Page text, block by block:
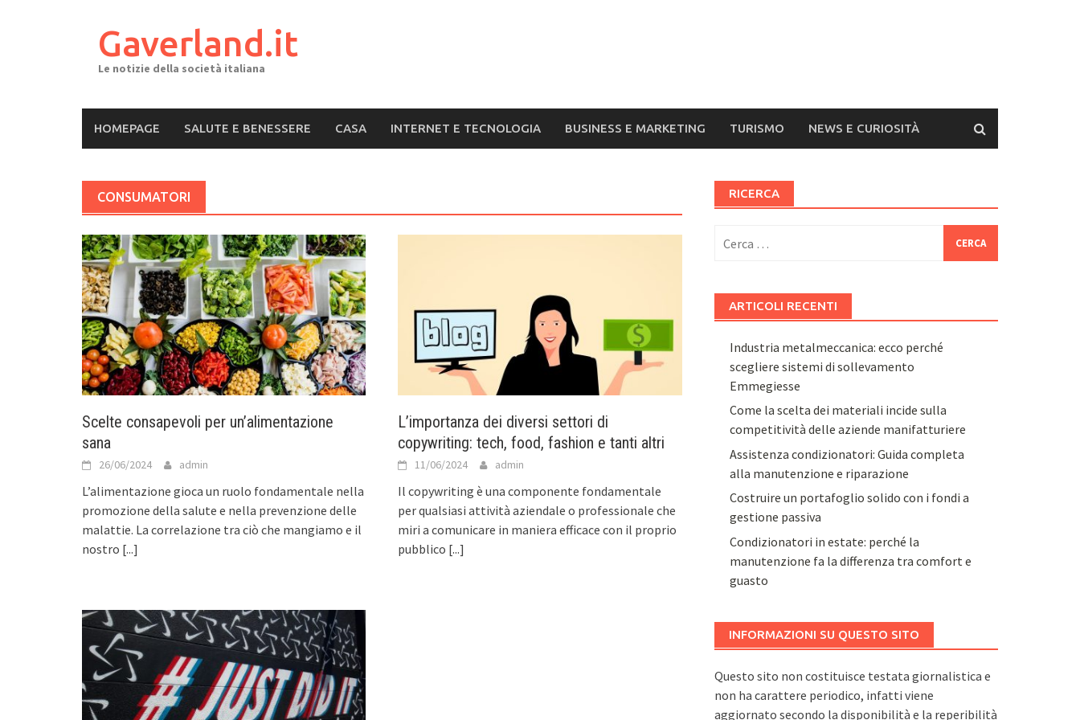
Gaverland.it
Le notizie della società italiana
HOMEPAGE SALUTE E BENESSERE CASA INTERNET E TECNOLOGIA BUSINESS E MARKETING TURISMO NEWS E CURIOSITÀ
CONSUMATORI
Scelte consapevoli per un’alimentazione
sana
26/06/2024 admin
L’alimentazione gioca un ruolo fondamentale nella
promozione della salute e nella prevenzione delle
malattie. La correlazione tra ciò che mangiamo e il
nostro [...]
L’importanza dei diversi settori di
copywriting: tech, food, fashion e tanti altri
11/06/2024 admin
Il copywriting è una componente fondamentale
per qualsiasi attività aziendale o professionale che
miri a comunicare in maniera efficace con il proprio
pubblico [...]
RICERCA
per:
ARTICOLI RECENTI
Industria metalmeccanica: ecco perché
scegliere sistemi di sollevamento
Emmegiesse
Come la scelta dei materiali incide sulla
competitività delle aziende manifatturiere
Assistenza condizionatori: Guida completa
alla manutenzione e riparazione
Costruire un portafoglio solido con i fondi a
gestione passiva
Condizionatori in estate: perché la
manutenzione fa la differenza tra comfort e
guasto
INFORMAZIONI SU QUESTO SITO
Questo sito non costituisce testata giornalistica e
non ha carattere periodico, infatti viene
aggiornato secondo la disponibilità e la reperibilità